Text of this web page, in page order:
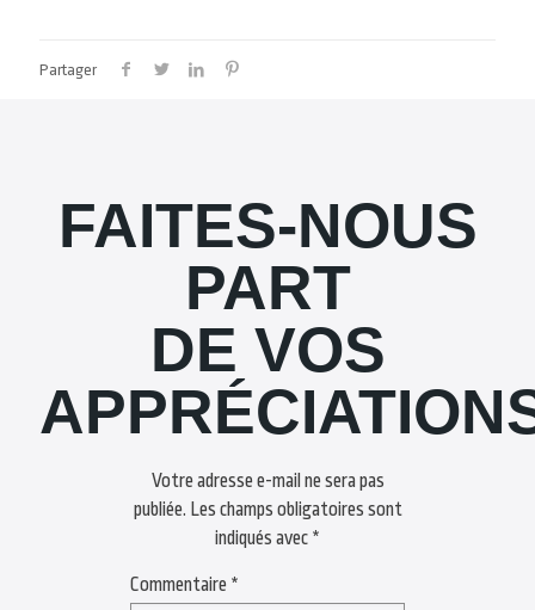
Partager
FAITES-NOUS
PART
DE VOS
Votre adresse e-mail ne sera pas
publiée. Les champs obligatoires sont
indiqués avec *
Commentaire *